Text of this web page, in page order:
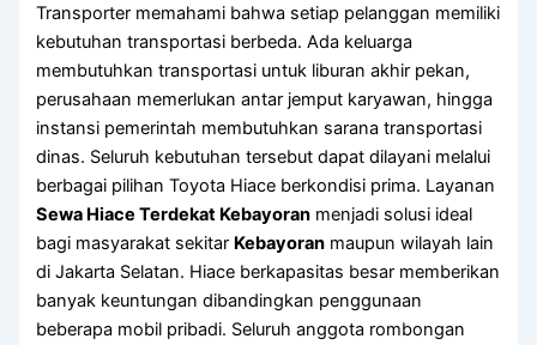
Transporter memahami bahwa setiap pelanggan memiliki
kebutuhan transportasi berbeda. Ada keluarga
membutuhkan transportasi untuk liburan akhir pekan,
perusahaan memerlukan antar jemput karyawan, hingga
instansi pemerintah membutuhkan sarana transportasi
dinas. Seluruh kebutuhan tersebut dapat dilayani melalui
berbagai pilihan Toyota Hiace berkondisi prima. Layanan
Sewa Hiace Terdekat Kebayoran menjadi solusi ideal
bagi masyarakat sekitar Kebayoran maupun wilayah lain
di Jakarta Selatan. Hiace berkapasitas besar memberikan
banyak keuntungan dibandingkan penggunaan
beberapa mobil pribadi. Seluruh anggota rombongan